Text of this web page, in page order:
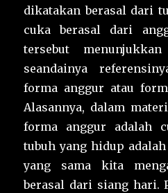
dikatakan berasal dari
cuka berasal dari
tersebut
seandainya
forma anggur atau
Alasannya, dalam
forma anggur adalah
tubuh yang hidup
yang sama kita
berasal dari siang hari.